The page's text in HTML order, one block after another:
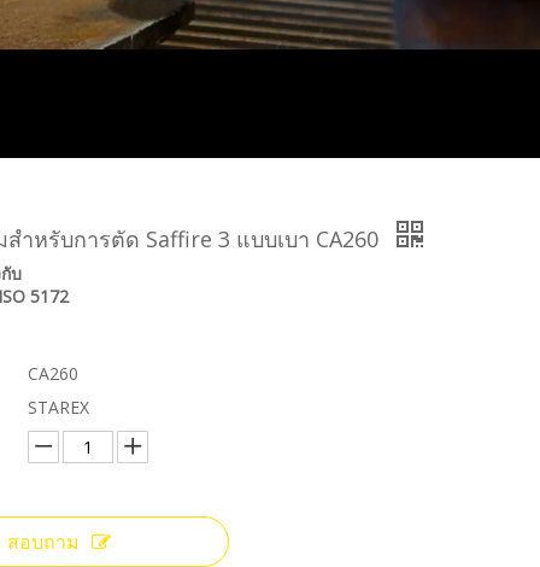
ำหรับการตัด Saffire 3 แบบเบา CA260
บ
5172
CA260
STAREX
สอบถาม